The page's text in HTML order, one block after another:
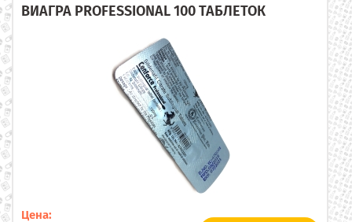
ВИАГРА PROFESSIONAL 100 ТАБЛЕТОК
Цена: